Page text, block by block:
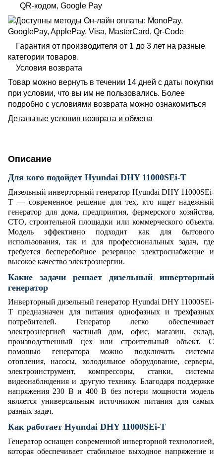
QR-кодом, Google Pay
Гарантия от производителя от 1 до 3 лет на разные
категории товаров.
Условия возврата
Товар можно вернуть в течении 14 дней с даты покупки
при условии, что вы им не пользовались. Более
подробно с условиями возврата можно ознакомиться
Детальные условия возврата и обмена
Описание
Для кого подойдет Hyundai DHY 11000SEi-T
Дизельный инверторный генератор Hyundai DHY 11000SEi-
T — современное решение для тех, кто ищет надежный
генератор для дома, предприятия, фермерского хозяйства,
СТО, строительной площадки или коммерческого объекта.
Модель эффективно подходит как для бытового
использования, так и для профессиональных задач, где
требуется бесперебойное резервное электроснабжение и
высокое качество электроэнергии.
Какие задачи решает дизельный инверторный
генератор
Инверторный дизельный генератор Hyundai DHY 11000SEi-
T предназначен для питания однофазных и трехфазных
потребителей. Генератор легко обеспечивает
электроэнергией частный дом, офис, магазин, склад,
производственный цех или строительный объект.
С
помощью генератора можно подключать системы
отопления, насосы, холодильное оборудование, серверы,
электроинструмент, компрессоры, станки, системы
видеонаблюдения и другую технику. Благодаря поддержке
напряжения 230 В и 400 В без потери мощности модель
является универсальным источником питания для самых
разных задач.
Как работает Hyundai DHY 11000SEi-T
Генератор оснащен современной инверторной технологией,
которая обеспечивает стабильное выходное напряжение и